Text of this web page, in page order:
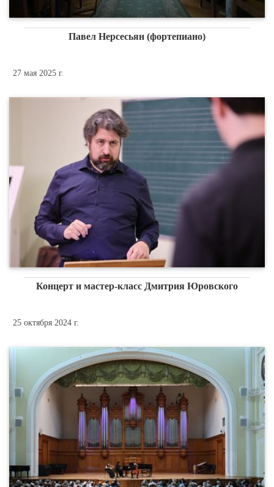
Павел Нерсесьян (фортепиано)
27 мая 2025 г.
Концерт и мастер-класс Дмитрия Юровского
25 октября 2024 г.